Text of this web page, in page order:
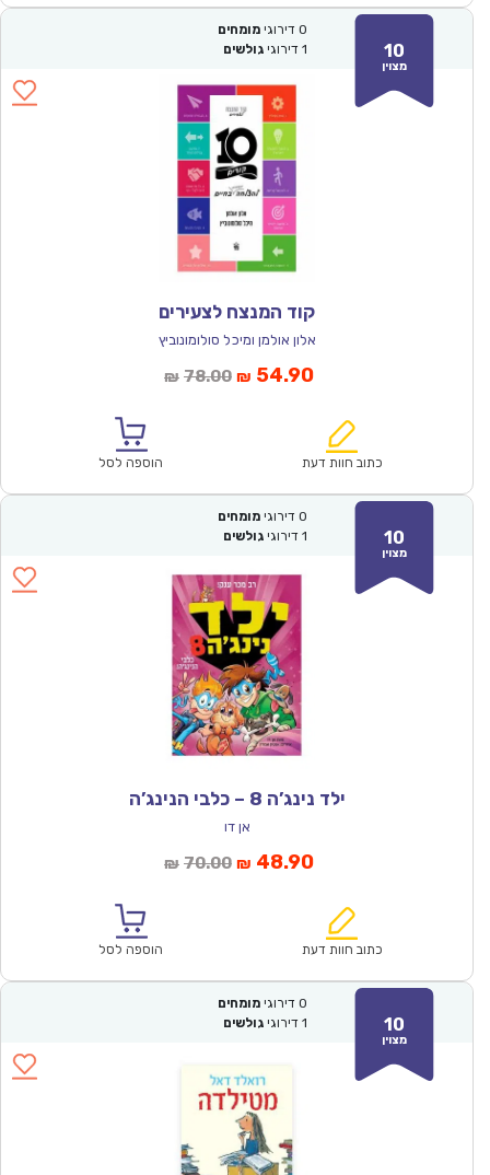
10
מצוין
0 דירוגי מומחים
1 דירוגי גולשים
קוד המנצח לצעירים
אלון אולמן ומיכל סולומונוביץ
₪ 78.00המחיר
₪78.00.
₪ 54.90המחיר
הוא:
כתוב חוות דעת הוספה לסל
10
מצוין
0 דירוגי מומחים
1 דירוגי גולשים
ילד נינג’ה 8 – כלבי הנינג’ה
אן דו
₪ 70.00המחיר
₪70.00.
₪ 48.90המחיר
הוא:
כתוב חוות דעת הוספה לסל
10
מצוין
0 דירוגי מומחים
1 דירוגי גולשים